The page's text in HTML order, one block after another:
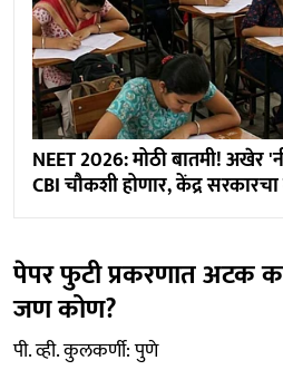
NEET 2026: मोठी बातमी! अखेर
CBI चौकशी होणार, केंद्र सरकारचा
पेपर फुटी प्रकरणात अटक
जण कोण?
पी. व्ही. कुलकर्णी: पुणे